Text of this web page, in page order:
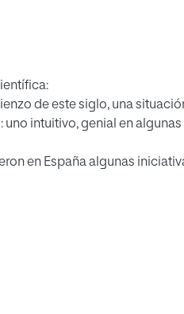
de este siglo, una
intuitivo, genial en
en España algunas
de los Ríos, y las Escuelas
importantes, muchas de